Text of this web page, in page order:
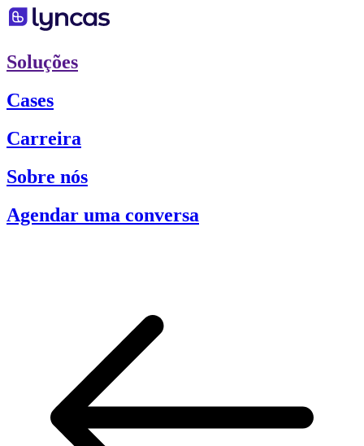
Soluções
Cases
Carreira
Sobre nós
Agendar uma conversa